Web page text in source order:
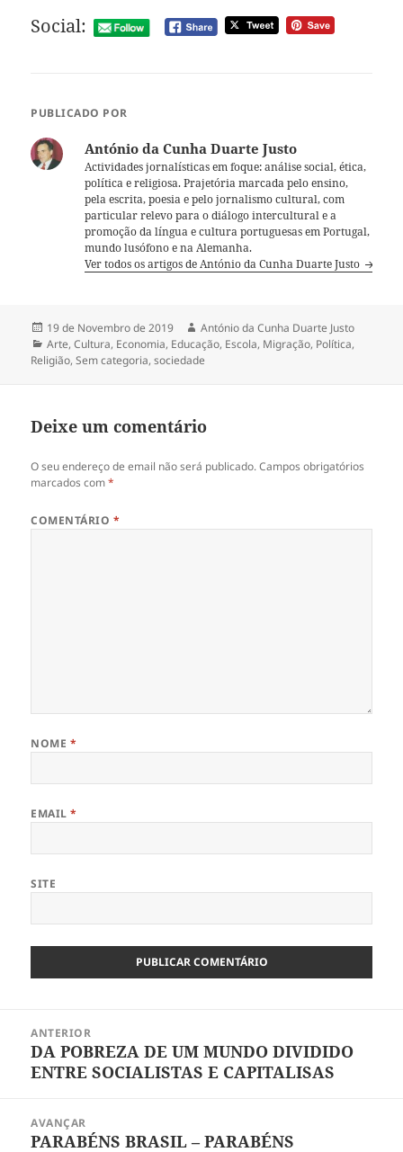
Social:
PUBLICADO POR
António da Cunha Duarte Justo
Actividades jornalísticas em foque: análise social, ética,
política e religiosa. Prajetória marcada pelo ensino,
pela escrita, poesia e pelo jornalismo cultural, com
particular relevo para o diálogo intercultural e a
promoção da língua e cultura portuguesas em Portugal,
mundo lusófono e na Alemanha.
Ver todos os artigos de António da Cunha Duarte Justo
Publicado
a
19 de Novembro de 2019 Autor
António da Cunha Duarte Justo
Categorias
Arte,Cultura, Economia, Educação, Escola, Migração, Política,
Religião,Sem categoria,sociedade
Deixe um comentário
O seu endereço de email não será publicado. Campos obrigatórios
marcados com*
COMENTÁRIO *
NOME *
EMAIL*
SITE
artigos
ANTERIOR
Artigo
anterior:
DA POBREZA DE UM MUNDO DIVIDIDO
ENTRE SOCIALISTAS E CAPITALISAS
AVANÇAR
Artigo
PARABÉNS BRASIL – PARABÉNS